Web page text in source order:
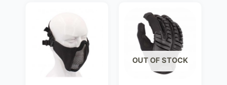
OUT OF STOCK